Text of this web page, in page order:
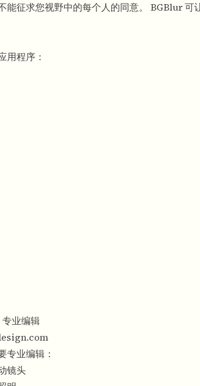
能征求您视野中的每个人的同意。 BGBlur 可
用程序：
业编辑
专业编辑：
镜头